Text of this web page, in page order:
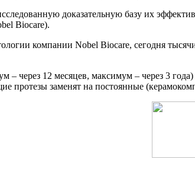
доказательную базу их
Biocare).
компании Nobel Biocare, сегодня
через 12 месяцев, максимум – через 3
протезы заменят на постоянные